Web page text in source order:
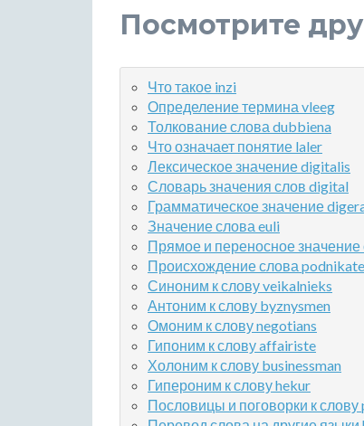
Посмотрите
Что такое inzi
Определение термина vleeg
Толкование слова dubbiena
Что означает понятие laler
Лексическое значение digitalis
Словарь значения слов digital
Грамматическое значение
Значение слова euli
Прямое и переносное значение
Происхождение слова
Синоним к слову veikalnieks
Антоним к слову byznysmen
Омоним к слову negotians
Гипоним к слову affairiste
Холоним к слову businessman
Гипероним к слову hekur
Пословицы и поговорки к слову